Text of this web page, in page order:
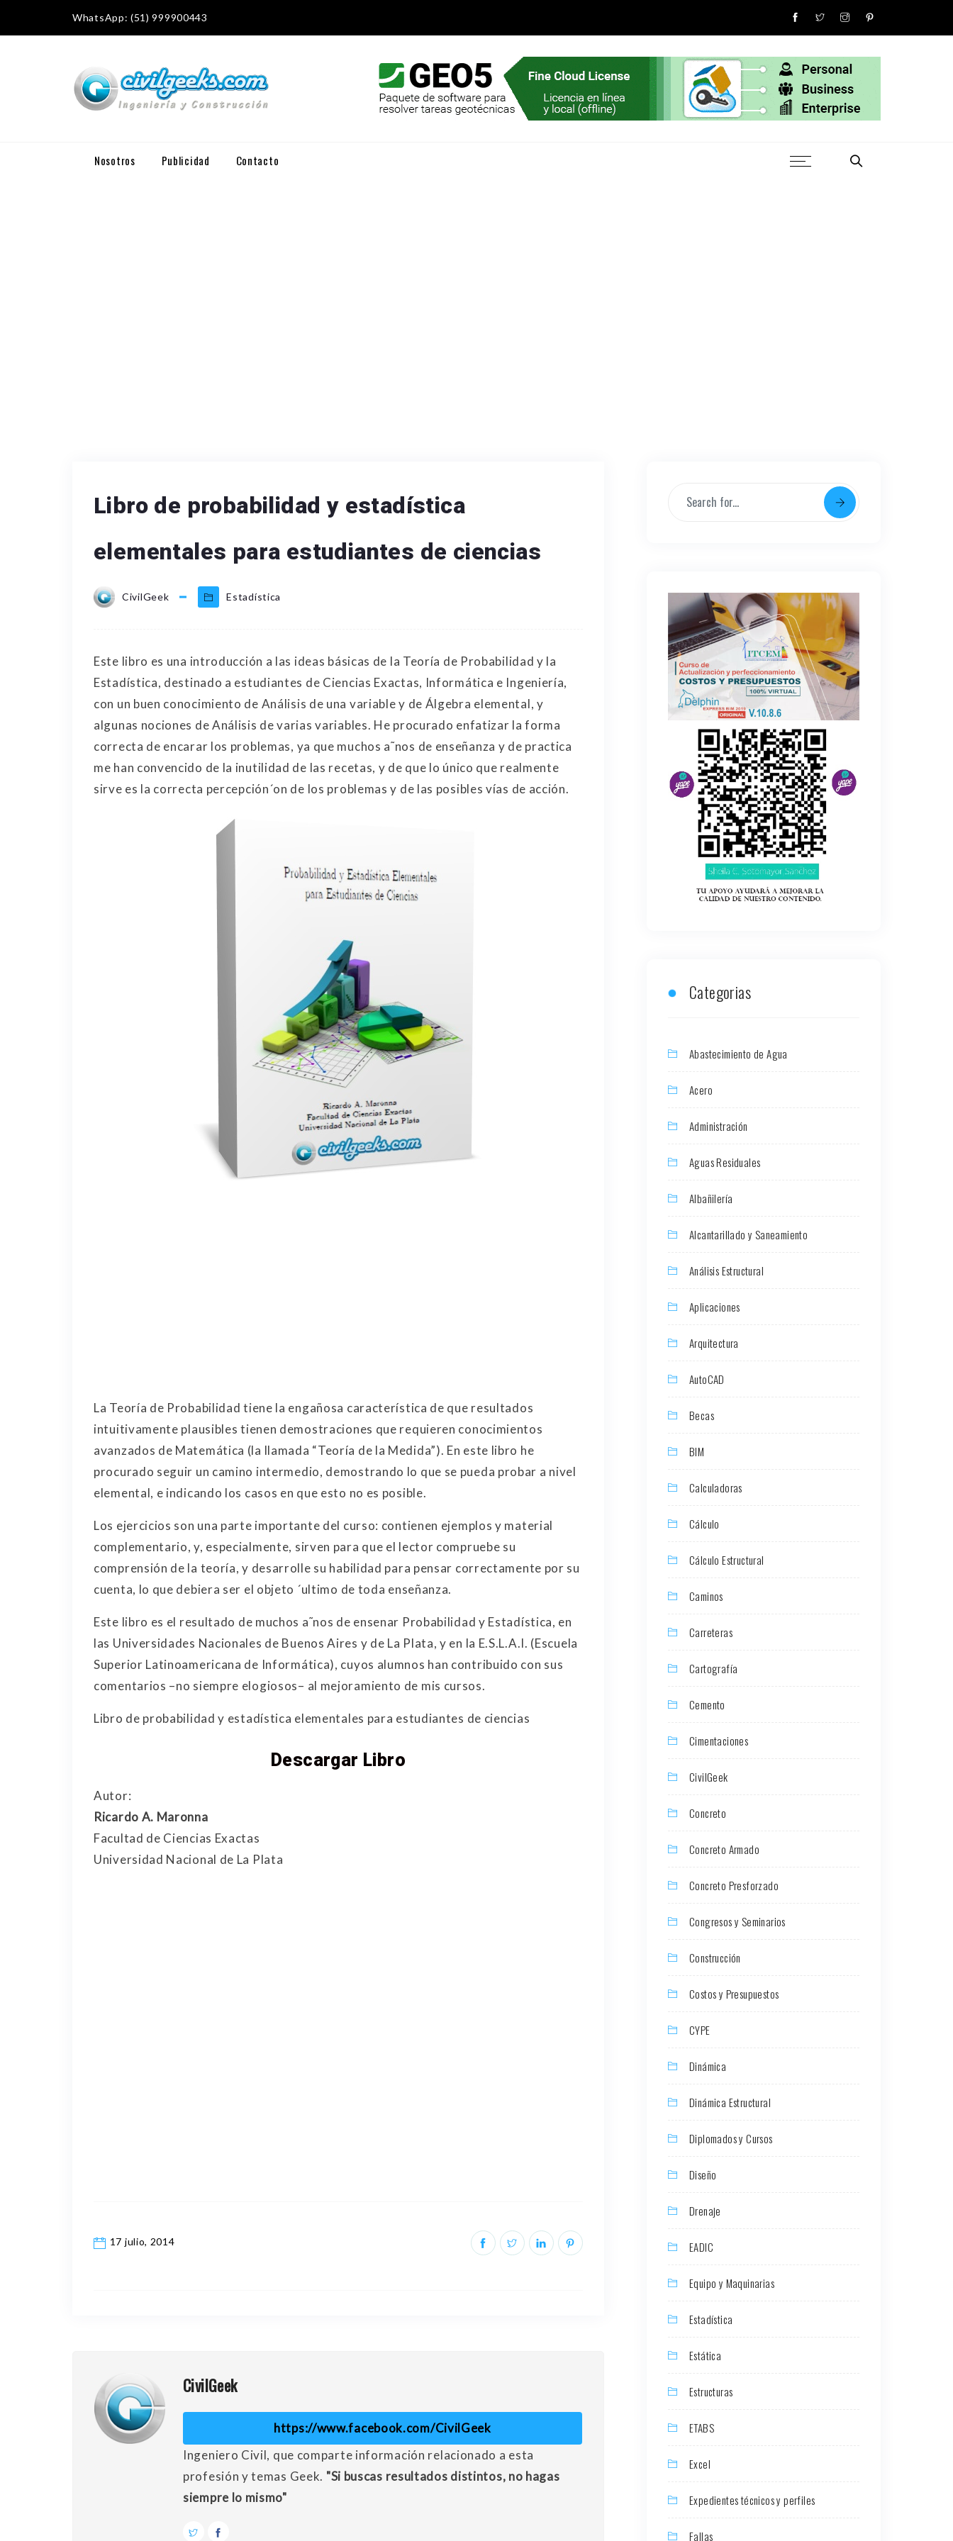
WhatsApp: (51) 999900443
Nosotros Publicidad Contacto
Libro de probabilidad y estadística
elementales para estudiantes de ciencias
CivilGeek Estadística
Este libro es una introducción a las ideas básicas de la Teoría de Probabilidad y la
Estadística, destinado a estudiantes de Ciencias Exactas, Informática e Ingeniería,
con un buen conocimiento de Análisis de una variable y de Álgebra elemental, y
algunas nociones de Análisis de varias variables. He procurado enfatizar la forma
correcta de encarar los problemas, ya que muchos a˜nos de enseñanza y de practica
me han convencido de la inutilidad de las recetas, y de que lo único que realmente
sirve es la correcta percepción´on de los problemas y de las posibles vías de acción.
La Teoría de Probabilidad tiene la engañosa característica de que resultados
intuitivamente plausibles tienen demostraciones que requieren conocimientos
avanzados de Matemática (la llamada “Teoría de la Medida”). En este libro he
procurado seguir un camino intermedio, demostrando lo que se pueda probar a nivel
elemental, e indicando los casos en que esto no es posible.
Los ejercicios son una parte importante del curso: contienen ejemplos y material
complementario, y, especialmente, sirven para que el lector compruebe su
comprensión de la teoría, y desarrolle su habilidad para pensar correctamente por su
cuenta, lo que debiera ser el objeto ´ultimo de toda enseñanza.
Este libro es el resultado de muchos a˜nos de ensenar Probabilidad y Estadística, en
las Universidades Nacionales de Buenos Aires y de La Plata, y en la E.S.L.A.I. (Escuela
Superior Latinoamericana de Informática), cuyos alumnos han contribuido con sus
comentarios –no siempre elogiosos– al mejoramiento de mis cursos.
Libro de probabilidad y estadística elementales para estudiantes de ciencias
Descargar Libro
Autor:
Ricardo A. Maronna
Facultad de Ciencias Exactas
Universidad Nacional de La Plata
17 julio, 2014
CivilGeek
https://www.facebook.com/CivilGeek
Ingeniero Civil, que comparte información relacionado a esta
profesión y temas Geek. "Si buscas resultados distintos, no hagas
siempre lo mismo"
Categorias
Abastecimiento de Agua
Acero
Administración
Aguas Residuales
Albañilería
Alcantarillado y Saneamiento
Análisis Estructural
Aplicaciones
Arquitectura
AutoCAD
Becas
BIM
Calculadoras
Cálculo
Cálculo Estructural
Caminos
Carreteras
Cartografía
Cemento
Cimentaciones
CivilGeek
Concreto
Concreto Armado
Concreto Presforzado
Congresos y Seminarios
Construcción
Costos y Presupuestos
CYPE
Dinámica
Dinámica Estructural
Diplomados y Cursos
Diseño
Drenaje
EADIC
Equipo y Maquinarias
Estadística
Estática
Estructuras
ETABS
Excel
Expedientes técnicos y perfiles
Fallas